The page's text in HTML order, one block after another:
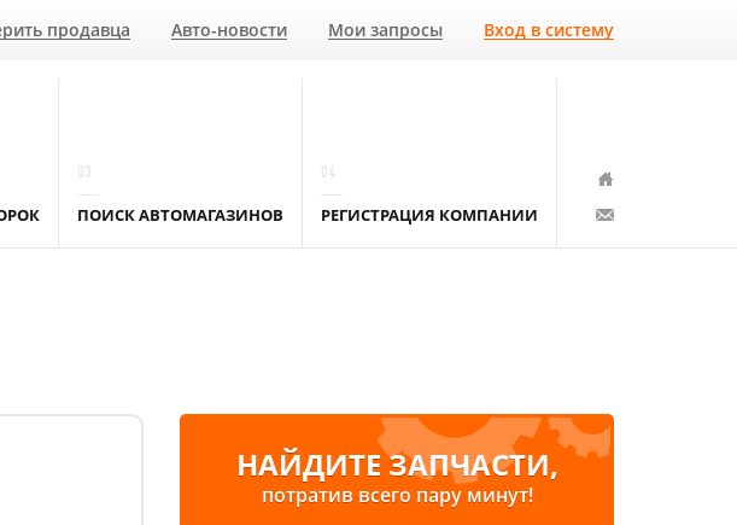
продавца Авто-новости Мои запросы Вход в систему
ПОИСК АВТОМАГАЗИНОВ РЕГИСТРАЦИЯ КОМПАНИИ
НАЙДИТЕ ЗАПЧАСТИ,
потратив всего пару минут!